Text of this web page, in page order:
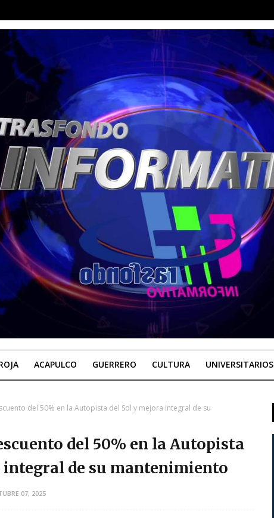
ACAPULCO GUERRERO CULTURA UNIVERSITARIOS
del 50% en la Autopista del Sol y mejora integral de su
del 50% en la Autopista
integral de su mantenimiento
07, 2025